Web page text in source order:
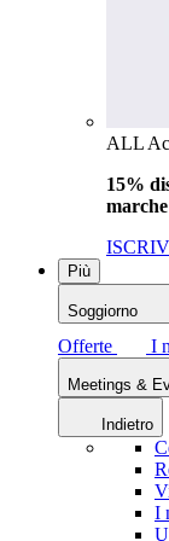
ALL
15%
Più
Soggiorno
Offerte
I
Meetings &
Indietro
I